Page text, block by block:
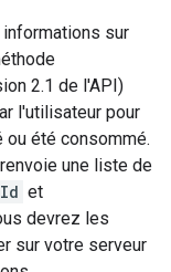
sur
2.1 de l'API)
l'utilisateur pour
ou été consommé.
renvoie une liste de
et
devrez les
sur votre serveur